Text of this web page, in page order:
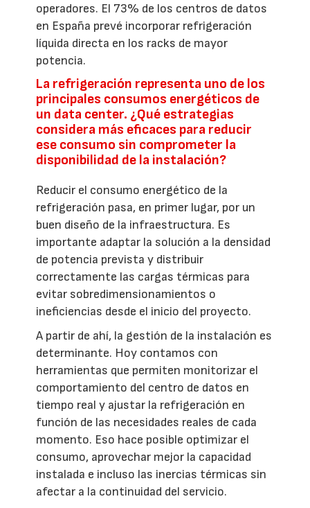
operadores. El 73% de los centros de datos
en España prevé incorporar refrigeración
líquida directa en los racks de mayor
potencia.
La refrigeración representa uno de los
principales consumos energéticos de
un data center. ¿Qué estrategias
considera más eficaces para reducir
ese consumo sin comprometer la
disponibilidad de la instalación?
Reducir el consumo energético de la
refrigeración pasa, en primer lugar, por un
buen diseño de la infraestructura. Es
importante adaptar la solución a la densidad
de potencia prevista y distribuir
correctamente las cargas térmicas para
evitar sobredimensionamientos o
ineficiencias desde el inicio del proyecto.
A partir de ahí, la gestión de la instalación es
determinante. Hoy contamos con
herramientas que permiten monitorizar el
comportamiento del centro de datos en
tiempo real y ajustar la refrigeración en
función de las necesidades reales de cada
momento. Eso hace posible optimizar el
consumo, aprovechar mejor la capacidad
instalada e incluso las inercias térmicas sin
afectar a la continuidad del servicio.